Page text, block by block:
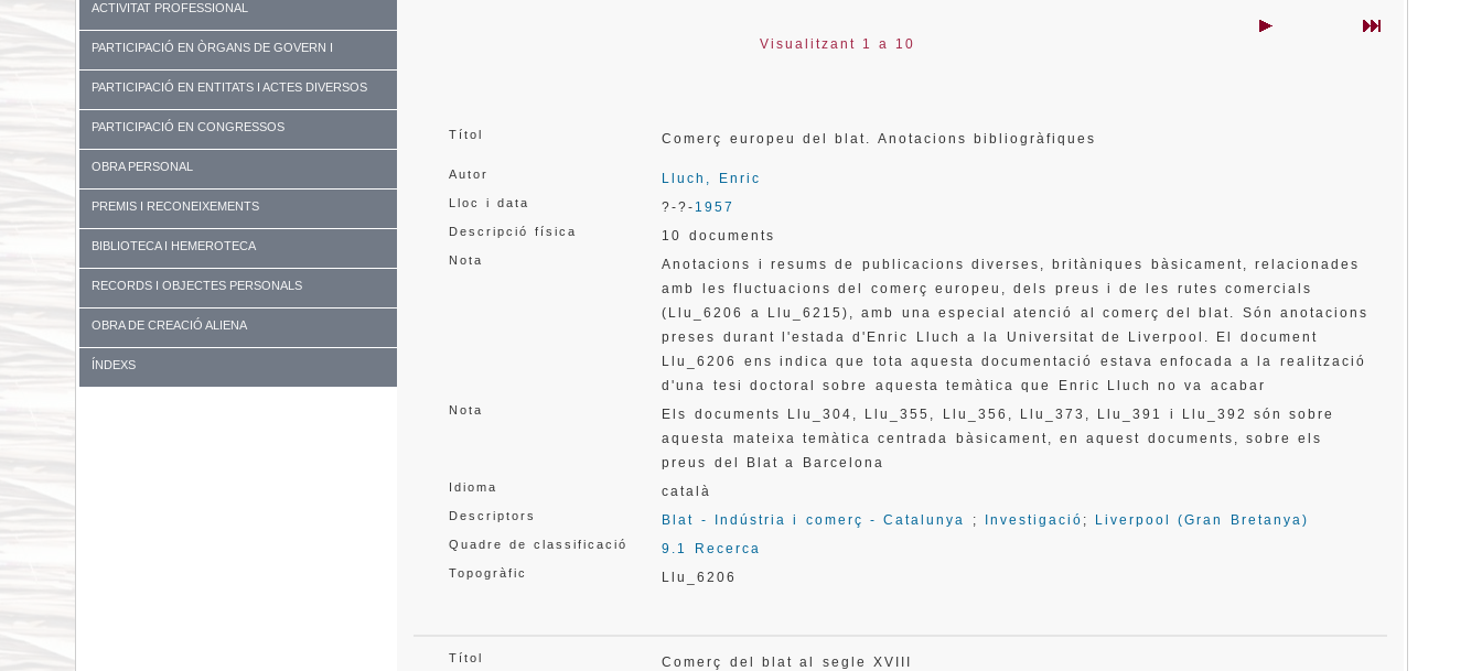
ACTIVITAT PROFESSIONAL
PARTICIPACIÓ EN ÒRGANS DE GOVERN I
UNIVERSITATS
PARTICIPACIÓ EN ENTITATS I ACTES DIVERSOS
PARTICIPACIÓ EN CONGRESSOS
OBRA PERSONAL
PREMIS I RECONEIXEMENTS
BIBLIOTECA I HEMEROTECA
RECORDS I OBJECTES PERSONALS
OBRA DE CREACIÓ ALIENA
ÍNDEXS
Visualitzant 1 a 10
Títol Comerç europeu del blat. Anotacions bibliogràfiques
Autor Lluch, Enric
Lloc i data ?-?- 1957
Descripció física 10 documents
Nota
Anotacions i resums de publicacions diverses, britàniques bàsicament, relacionades
amb les fluctuacions del comerç europeu, dels preus i de les rutes comercials
(Llu_6206 a Llu_6215), amb una especial atenció al comerç del blat. Són anotacions
preses durant l'estada d'Enric Lluch a la Universitat de Liverpool. El document
Llu_6206 ens indica que tota aquesta documentació estava enfocada a la realització
d'una tesi doctoral sobre aquesta temàtica que Enric Lluch no va acabar
Nota
Els documents Llu_304, Llu_355, Llu_356, Llu_373, Llu_391 i Llu_392 són sobre
aquesta mateixa temàtica centrada bàsicament, en aquest documents, sobre els
preus del Blat a Barcelona
Idioma català
Descriptors Blat - Indústria i comerç - Catalunya ; Investigació ; Liverpool (Gran Bretanya)
Quadre de classificació 9.1 Recerca
Topogràfic Llu_6206
Títol Comerç del blat al segle XVIII